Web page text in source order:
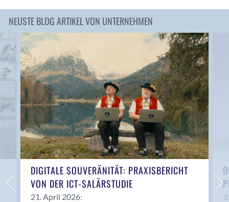
Bern
Bern - Liebefeld
Bern 15
Bern 22
Bern 65
Bern 9
Bern-Zollikofen
Biel/Bienne
Binningen
Bolligen
Bonaduz
Bonstetten
NEUSTE BLOG ARTIKEL VON UNTERNEHMEN
DIGITALE SOUVERÄNITÄT: PRAXISBERICHT
VON DER ICT-SALÄRSTUDIE
21. April 2026: